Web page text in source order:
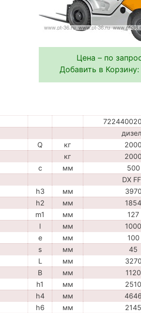
Цена – по
Добавить в Корзину:
Q кг
2000
кг
2000
c мм
500
DX
h3 мм
3970
h2 мм
1854
m1 мм
127
l мм
1000
e мм
100
s мм
45
L мм
3270
B мм
1120
h1 мм
2510
h4 мм
4646
h6 мм
2145